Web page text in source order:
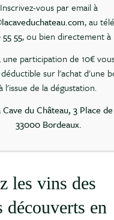
Inscrivez-vous par email à
, au
55, ou bien directement à
une participation de 10€
sur l'achat d'une
l'issue de la dégustation.
Cave du Château, 3 Place
33000 Bordeaux.
les vins des
découverts en